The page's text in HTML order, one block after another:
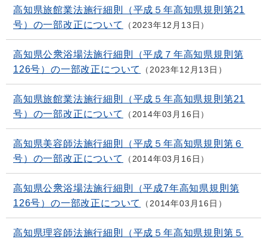
高知県旅館業法施行細則（平成５年高知県規則第21
号）の一部改正について
2023年12月13日
高知県公衆浴場法施行細則（平成７年高知県規則第
126号）の一部改正について
2023年12月13日
高知県旅館業法施行細則（平成５年高知県規則第21
号）の一部改正について
2014年03月16日
高知県美容師法施行細則（平成５年高知県規則第６
号）の一部改正について
2014年03月16日
高知県公衆浴場法施行細則（平成7年高知県規則第
126号）の一部改正について
2014年03月16日
高知県理容師法施行細則（平成５年高知県規則第５